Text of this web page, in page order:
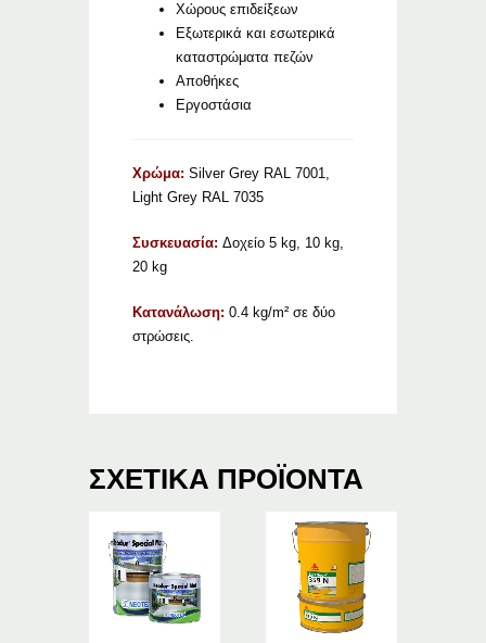
Χώρους επιδείξεων
Εξωτερικά και εσωτερικά
καταστρώματα πεζών
Αποθήκες
Εργοστάσια
Χρώμα: Silver Grey RAL 7001,
Light Grey RAL 7035
Συσκευασία:Δοχείο 5 kg, 10 kg,
20 kg
Κατανάλωση:0.4 kg/m² σε δύο
στρώσεις.
ΣΧΕΤΙΚΆ ΠΡΟΪΌΝΤΑ